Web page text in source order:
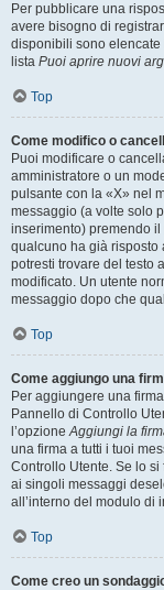
Per pubblicare una
avere bisogno di
disponibili sono elencate
lista Puoi aprire nuovi
Top
Come modifico o
Puoi modificare o
amministratore o un
pulsante con la «X» nel
messaggio (a volte solo
inserimento) premendo il
qualcuno ha già risposto
potresti trovare del testo
modificato. Un utente
messaggio dopo che
Top
Come aggiungo una
Per aggiungere una
Pannello di Controllo
l’opzioneAggiungi la
una firma a tutti i tuoi
Controllo Utente. Se lo
ai singoli messaggi
all’interno del modulo di
Top
Come creo un